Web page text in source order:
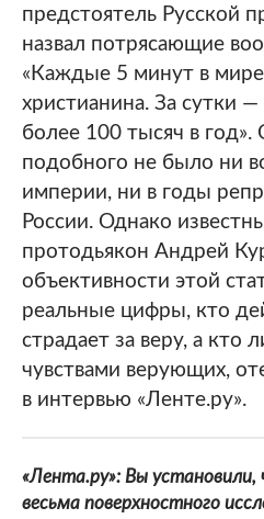
предстоятель Русской
назвал потрясающие
«Каждые 5 минут в
христианина. За сутки
более 100 тысяч в
подобного не было ни
империи, ни в годы
России. Однако
протодьякон Андрей
объективности этой
реальные цифры, кто
страдает за веру, а кто
чувствами верующих,
в интервью «Ленте.ру».
«Лента.ру»: Вы
весьма поверхностного